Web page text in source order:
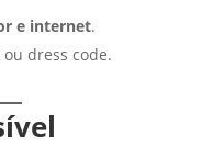
e internet.
dress code.